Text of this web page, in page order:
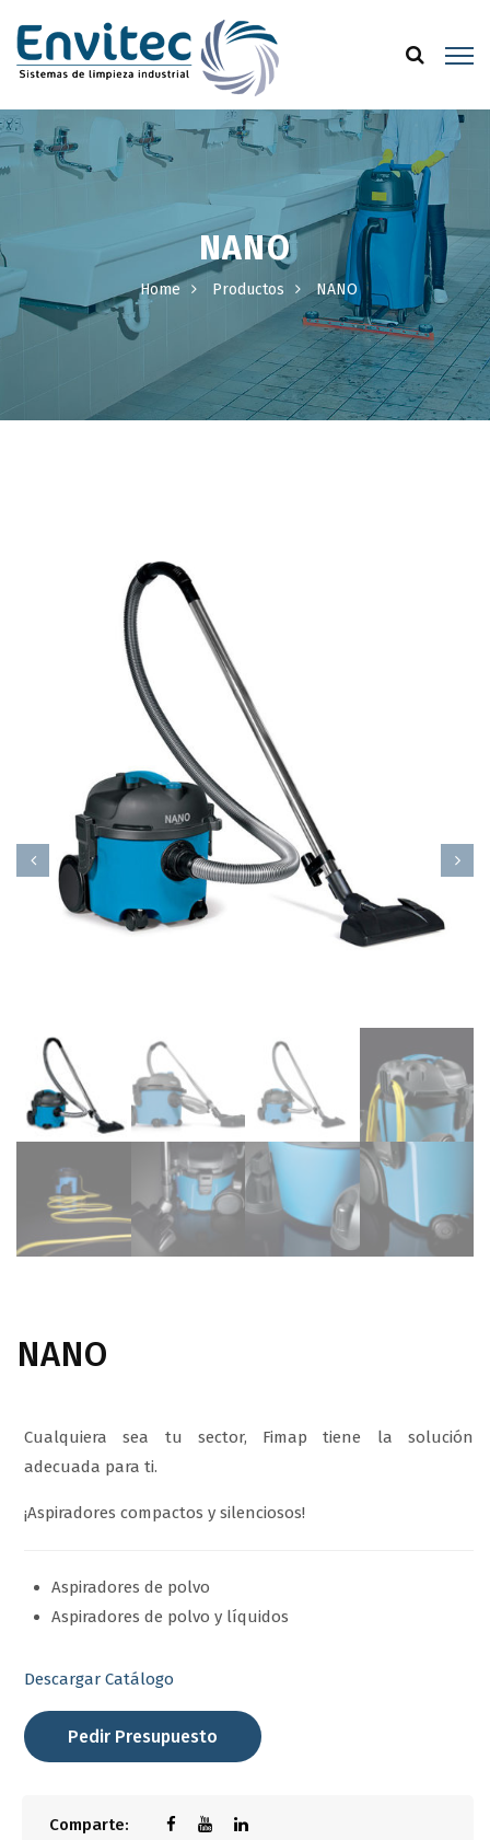
NANO
Home Productos NANO
NANO
Cualquiera sea tu sector, Fimap tiene la solución
adecuada para ti.
¡Aspiradores compactos y silenciosos!
Aspiradores de polvo
Aspiradores de polvo y líquidos
Descargar Catálogo
Pedir Presupuesto
Comparte: